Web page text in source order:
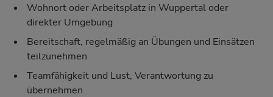
Wohnort oder Arbeitsplatz in Wuppertal oder
direkter Umgebung
Bereitschaft, regelmäßig an Übungen und Einsätzen
teilzunehmen
Teamfähigkeit und Lust, Verantwortung zu
übernehmen